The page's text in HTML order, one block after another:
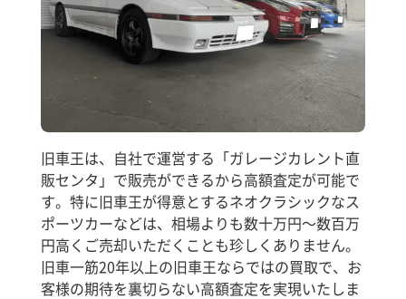
旧車王は、自社で運営する「ガレージカレント直
販センタ」で販売ができるから高額査定が可能で
す。特に旧車王が得意とするネオクラシックなス
ポーツカーなどは、相場よりも数十万円～数百万
円高くご売却いただくことも珍しくありません。
旧車一筋20年以上の旧車王ならではの買取で、お
客様の期待を裏切らない高額査定を実現いたしま